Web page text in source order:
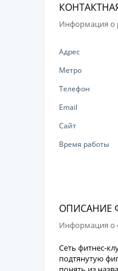
Информация о
Адрес
Метро
Телефон
Email
Сайт
Время работы
ОПИСАНИЕ
Информация о
Сеть фитнес-
подтянутую